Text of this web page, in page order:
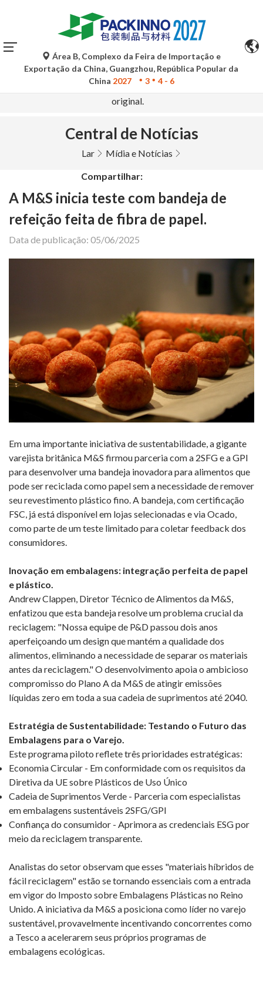
As traduções automáticas do Google Tradutor são apenas
para referência e podem conter imprecisões. Para
quaisquer dúvidas, consulte a versão original no idioma
original.
Área B, Complexo da Feira de Importação e
Exportação da China, Guangzhou, República Popular da
China 2027 3 4 - 6
Central de Notícias
Lar Mídia e Notícias
Compartilhar:
A M&S inicia teste com bandeja de
refeição feita de fibra de papel.
Data de publicação: 05/06/2025
Em uma importante iniciativa de sustentabilidade, a gigante
varejista britânica M&S firmou parceria com a 2SFG e a GPI
para desenvolver uma bandeja inovadora para alimentos que
pode ser reciclada como papel sem a necessidade de remover
seu revestimento plástico fino. A bandeja, com certificação
FSC, já está disponível em lojas selecionadas e via Ocado,
como parte de um teste limitado para coletar feedback dos
consumidores.
Inovação em embalagens: integração perfeita de papel
e plástico.
Andrew Clappen, Diretor Técnico de Alimentos da M&S,
enfatizou que esta bandeja resolve um problema crucial da
reciclagem: "Nossa equipe de P&D passou dois anos
aperfeiçoando um design que mantém a qualidade dos
alimentos, eliminando a necessidade de separar os materiais
antes da reciclagem." O desenvolvimento apoia o ambicioso
compromisso do Plano A da M&S de atingir emissões
líquidas zero em toda a sua cadeia de suprimentos até 2040.
Estratégia de Sustentabilidade: Testando o Futuro das
Embalagens para o Varejo.
Este programa piloto reflete três prioridades estratégicas:
Economia Circular - Em conformidade com os requisitos da
Diretiva da UE sobre Plásticos de Uso Único
Cadeia de Suprimentos Verde - Parceria com especialistas
em embalagens sustentáveis ​​2SFG/GPI
Confiança do consumidor - Aprimora as credenciais ESG por
meio da reciclagem transparente.
Analistas do setor observam que esses "materiais híbridos de
fácil reciclagem" estão se tornando essenciais com a entrada
em vigor do Imposto sobre Embalagens Plásticas no Reino
Unido. A iniciativa da M&S a posiciona como líder no varejo
sustentável, provavelmente incentivando concorrentes como
a Tesco a acelerarem seus próprios programas de
embalagens ecológicas.